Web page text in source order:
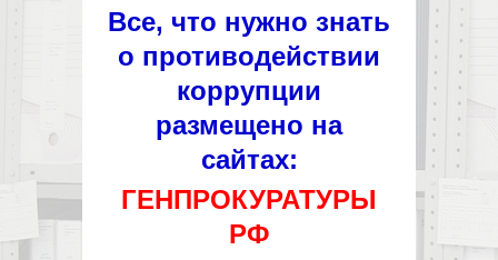
Все, что нужно знать
о противодействии
коррупции
размещено на
сайтах:
ГЕНПРОКУРАТУРЫ
РФ